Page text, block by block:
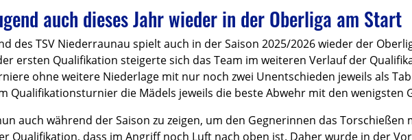
auch dieses Jahr wieder in der Oberliga am Start
des TSV Niederraunau spielt auch in der Saison 2025/2026 wieder der
ersten Qualifikation steigerte sich das Team im weiteren Verlauf der
ohne weitere Niederlage mit nur noch zwei Unentschieden jeweils als
Qualifikationsturnier die Mädels jeweils die beste Abwehr mit den wenigsten
auch während der Saison zu zeigen, um den Gegnerinnen das Torschießen
Qualifikation, dass im Angriff noch Luft nach oben ist. Daher wurde in der